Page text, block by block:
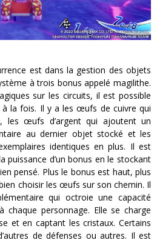
est dans la gestion des objets
à trois bonus appelé magilithe.
sur les circuits, il est possible
à la fois. Il y a les œufs de cuivre qui
les œufs d’argent qui ajoutent un
au dernier objet stocké et les
identiques en plus. Il est
puissance d’un bonus en le stockant
pensé. Plus le bonus est haut, plus
choisir les œufs sur son chemin. Il
qui octroie une capacité
chaque personnage. Elle se charge
et en captant les cristaux. Certains
de défenses ou autres. Il est